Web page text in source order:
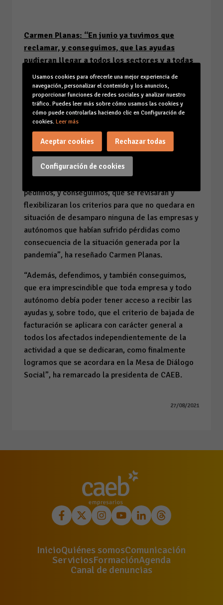
Carmen Planas: “En junio ya tuvimos que
reclamar, y conseguimos, que las ayudas
pudieran llegar a todos los sectores y a todas
las empresas y autónomos”
La presidenta de CAEB ha recordado que “en junio
ya tuvimos que reclamar, y conseguimos, que las
ayudas pudieran llegar a todos los sectores y a
todas las empresas y autónomos y que no se
perdiera ni un solo euro de los 855 millones
asignados a Balears por el Gobierno central para
paliar los efectos de la crisis causada por el
pedimos, y conseguimos, que se revisaran y
flexibilizaran los criterios para que no quedara en
situación de desamparo ninguna de las empresas y
autónomos que habían sufrido pérdidas como
consecuencia de la situación generada por la
pandemia”, ha reseñado Carmen Planas.
“Además, defendimos, y también conseguimos,
que era imprescindible que toda empresa y todo
autónomo debía poder tener acceso a recibir las
ayudas y, sobre todo, que el criterio de bajada de
facturación se aplicara con carácter general a
todos los afectados independientemente de la
actividad a que se dedicaran, como finalmente
logramos que se acordara en la Mesa de Diálogo
Social”, ha remarcado la presidenta de CAEB.
27/08/2021
InicioQuiénes somosComunicación
ServiciosFormaciónAgenda
Canal de denuncias
Usamos cookies para ofrecerle una mejor experiencia de
navegación, personalizar el contenido y los anuncios,
proporcionar funciones de redes sociales y analizar nuestro
tráfico. Puedes leer más sobre cómo usamos las cookies y
cómo puede controlarlas haciendo clic en Configuración de
cookies. Leer más
Configuración de cookies
Aceptar cookies Rechazar todas